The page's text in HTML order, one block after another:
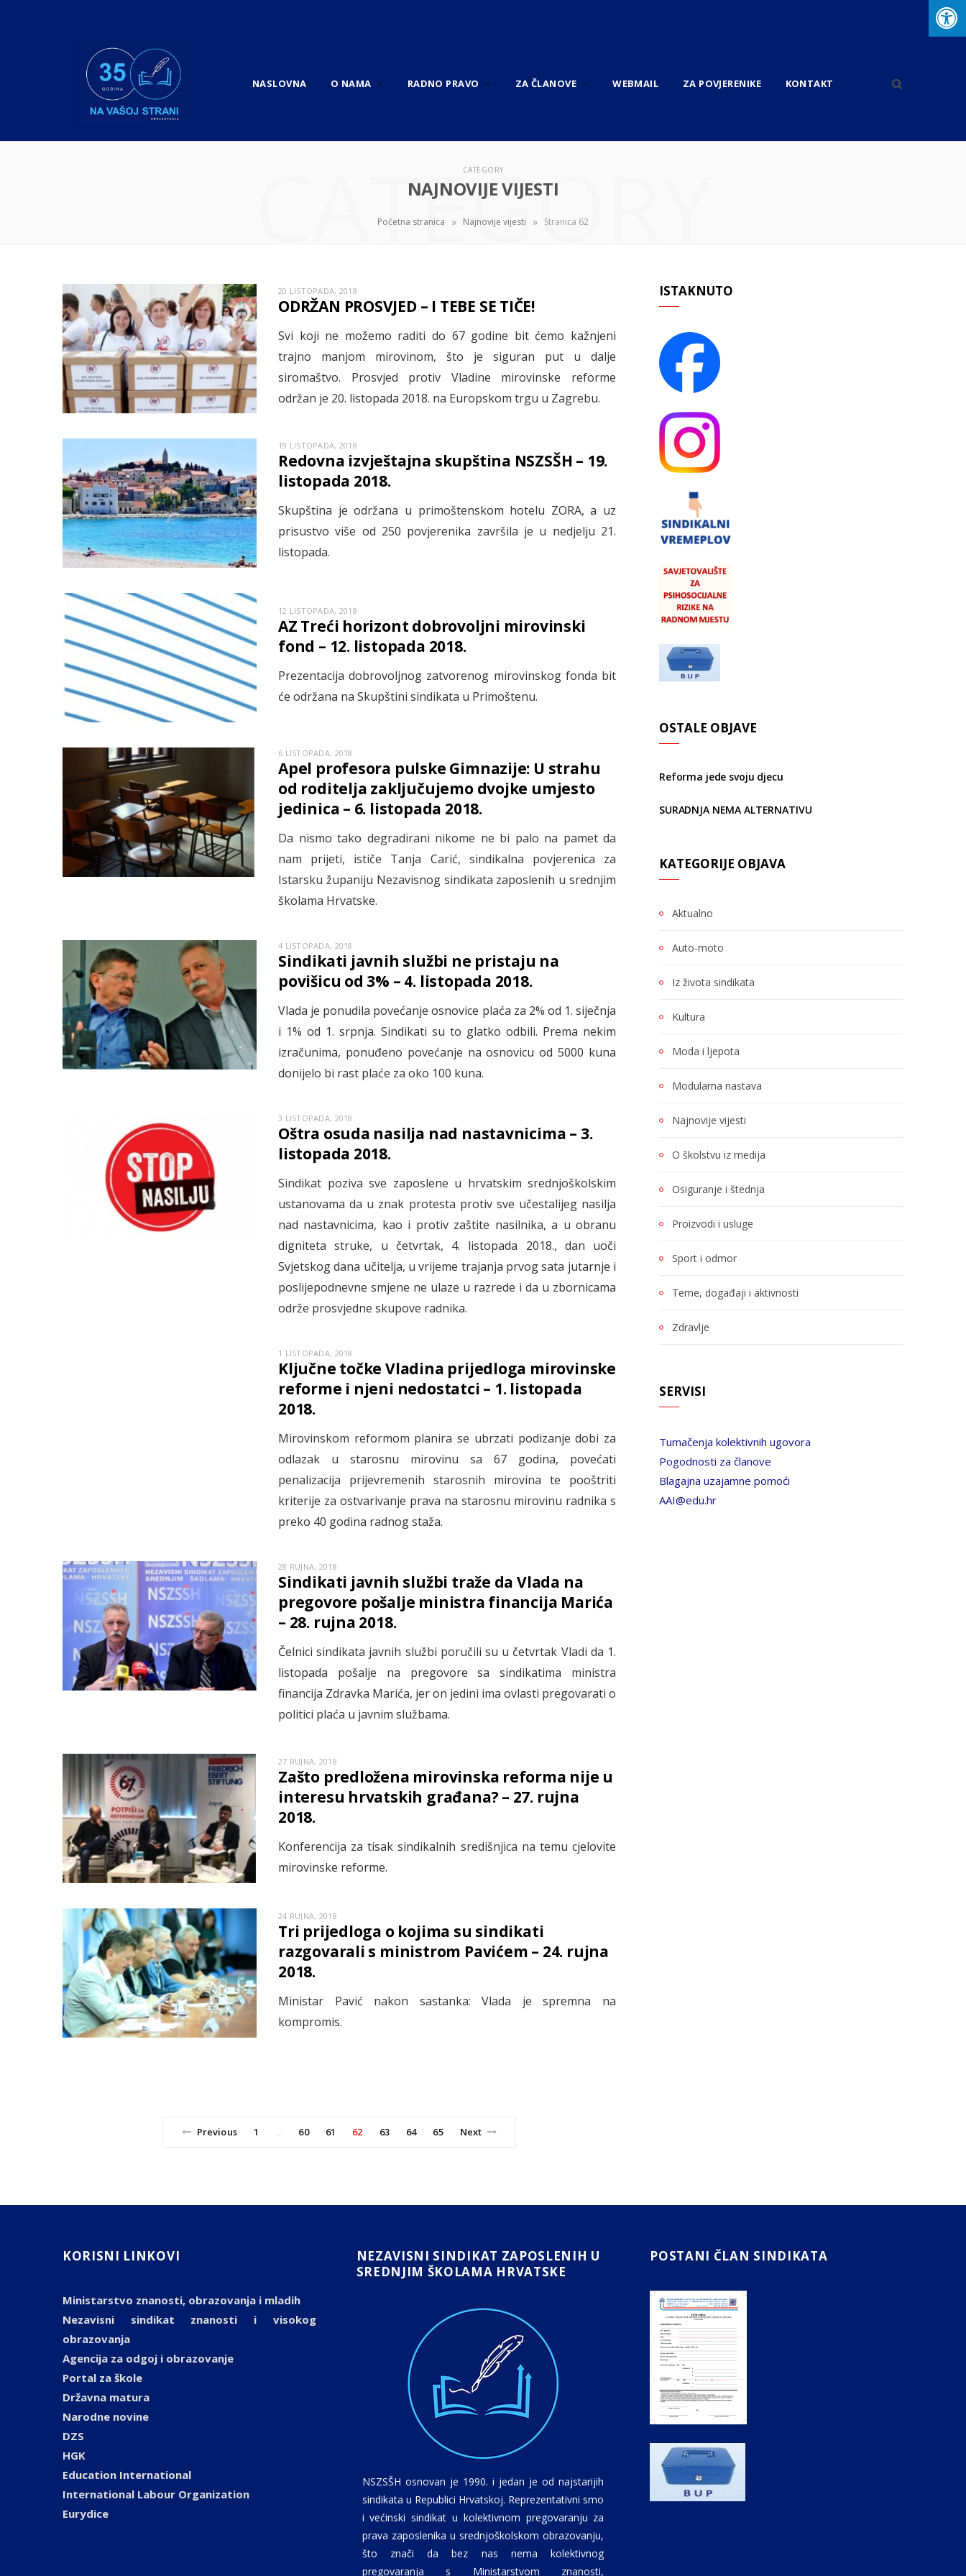
NASLOVNA O NAMA RADNO PRAVO ZA ČLANOVE WEBMAIL ZA POVJERENIKE KONTAKT
CATEGORY
NAJNOVIJE VIJESTI
CATEGORY
Početna stranica » Najnovije vijesti » Stranica 62
20 LISTOPADA, 2018
ODRŽAN PROSVJED – I TEBE SE TIČE!
Svi koji ne možemo raditi do 67 godine bit ćemo kažnjeni
trajno manjom mirovinom, što je siguran put u dalje
siromaštvo. Prosvjed protiv Vladine mirovinske reforme
održan je 20. listopada 2018. na Europskom trgu u Zagrebu.
19 LISTOPADA, 2018
Redovna izvještajna skupština NSZSŠH – 19.
listopada 2018.
Skupština je održana u primoštenskom hotelu ZORA, a uz
prisustvo više od 250 povjerenika završila je u nedjelju 21.
listopada.
12 LISTOPADA, 2018
AZ Treći horizont dobrovoljni mirovinski
fond – 12. listopada 2018.
Prezentacija dobrovoljnog zatvorenog mirovinskog fonda bit
će održana na Skupštini sindikata u Primoštenu.
6 LISTOPADA, 2018
Apel profesora pulske Gimnazije: U strahu
od roditelja zaključujemo dvojke umjesto
jedinica – 6. listopada 2018.
Da nismo tako degradirani nikome ne bi palo na pamet da
nam prijeti, ističe Tanja Carić, sindikalna povjerenica za
Istarsku županiju Nezavisnog sindikata zaposlenih u srednjim
školama Hrvatske.
4 LISTOPADA, 2018
Sindikati javnih službi ne pristaju na
povišicu od 3% – 4. listopada 2018.
Vlada je ponudila povećanje osnovice plaća za 2% od 1. siječnja
i 1% od 1. srpnja. Sindikati su to glatko odbili. Prema nekim
izračunima, ponuđeno povećanje na osnovicu od 5000 kuna
donijelo bi rast plaće za oko 100 kuna.
3 LISTOPADA, 2018
Oštra osuda nasilja nad nastavnicima – 3.
listopada 2018.
Sindikat poziva sve zaposlene u hrvatskim srednjoškolskim
ustanovama da u znak protesta protiv sve učestalijeg nasilja
nad nastavnicima, kao i protiv zaštite nasilnika, a u obranu
digniteta struke, u četvrtak, 4. listopada 2018., dan uoči
Svjetskog dana učitelja, u vrijeme trajanja prvog sata jutarnje i
poslijepodnevne smjene ne ulaze u razrede i da u zbornicama
održe prosvjedne skupove radnika.
1 LISTOPADA, 2018
Ključne točke Vladina prijedloga mirovinske
reforme i njeni nedostatci – 1. listopada
2018.
Mirovinskom reformom planira se ubrzati podizanje dobi za
odlazak u starosnu mirovinu sa 67 godina, povećati
penalizacija prijevremenih starosnih mirovina te pooštriti
kriterije za ostvarivanje prava na starosnu mirovinu radnika s
preko 40 godina radnog staža.
28 RUJNA, 2018
Sindikati javnih službi traže da Vlada na
pregovore pošalje ministra financija Marića
– 28. rujna 2018.
Čelnici sindikata javnih službi poručili su u četvrtak Vladi da 1.
listopada pošalje na pregovore sa sindikatima ministra
financija Zdravka Marića, jer on jedini ima ovlasti pregovarati o
politici plaća u javnim službama.
27 RUJNA, 2018
Zašto predložena mirovinska reforma nije u
interesu hrvatskih građana? – 27. rujna
2018.
Konferencija za tisak sindikalnih središnjica na temu cjelovite
mirovinske reforme.
24 RUJNA, 2018
Tri prijedloga o kojima su sindikati
razgovarali s ministrom Pavićem – 24. rujna
2018.
Ministar Pavić nakon sastanka: Vlada je spremna na
kompromis.
Previous 1 … 60 61 62 63 64 65 Next
ISTAKNUTO
OSTALE OBJAVE
Reforma jede svoju djecu
SURADNJA NEMA ALTERNATIVU
KATEGORIJE OBJAVA
Aktualno
Auto-moto
Iz života sindikata
Kultura
Moda i ljepota
Modularna nastava
Najnovije vijesti
O školstvu iz medija
Osiguranje i štednja
Proizvodi i usluge
Sport i odmor
Teme, događaji i aktivnosti
Zdravlje
SERVISI
Tumačenja kolektivnih ugovora
Pogodnosti za članove
Blagajna uzajamne pomoći
AAI@edu.hr
KORISNI LINKOVI
Ministarstvo znanosti, obrazovanja i mladih
Nezavisni sindikat znanosti i visokog
obrazovanja
Agencija za odgoj i obrazovanje
Portal za škole
Državna matura
Narodne novine
DZS
HGK
Education International
International Labour Organization
Eurydice
NEZAVISNI SINDIKAT ZAPOSLENIH U
SREDNJIM ŠKOLAMA HRVATSKE
NSZSŠH osnovan je 1990. i jedan je od najstarijih
sindikata u Republici Hrvatskoj. Reprezentativni smo
i većinski sindikat u kolektivnom pregovaranju za
prava zaposlenika u srednjoškolskom obrazovanju,
što znači da bez nas nema kolektivnog
pregovaranja s Ministarstvom znanosti,
POSTANI ČLAN SINDIKATA